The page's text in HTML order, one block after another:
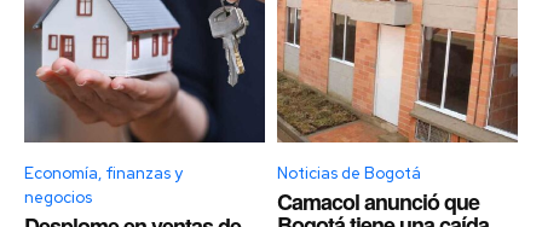
Economía, finanzas y
negocios
Noticias de Bogotá
Camacol anunció que